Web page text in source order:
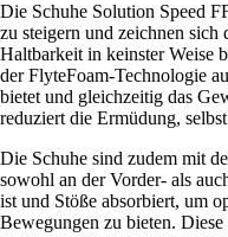
Die Schuhe Solution Speed
zu steigern und zeichnen
Haltbarkeit in keinster Weise
der FlyteFoam-Technologie
bietet und gleichzeitig das
reduziert die Ermüdung,
Die Schuhe sind zudem mit
sowohl an der Vorder- als
ist und Stöße absorbiert, um
Bewegungen zu bieten.